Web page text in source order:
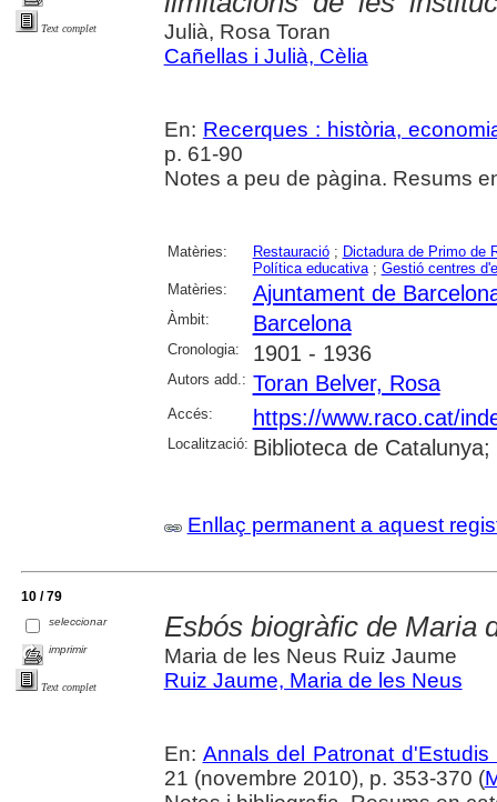
Text complet
Julià, Rosa Toran
Cañellas i Julià, Cèlia
En: Recerques : història,
p. 61-90
Notes a peu de pàgina. Resums
Matèries: Restauració; Dictadura de Primo de
Política educativa; Gestió centres
Matèries:
Ajuntament de
Àmbit: Barcelona
Cronologia: 1901 - 1936
Autors add.: Toran Belver, Rosa
Accés: https://www.raco.cat/
Localització: Biblioteca de
Enllaç permanent a aquest
10 / 79
seleccionar
imprimir
Text complet
Esbós biogràfic de Maria
Maria de les Neus Ruiz Jaume
Ruiz Jaume, Maria de les Neus
En: Annals del Patronat
21 (novembre 2010), p. 353-370 (